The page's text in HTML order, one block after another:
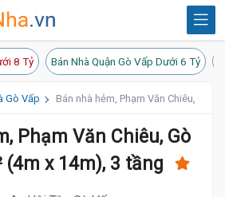
8 Tỷ Bán Nhà Quận Gò Vấp Dưới 6 Tỷ
Gò Vấp Bán nhà hẻm, Phạm Văn Chiêu, Gò
Phạm Văn Chiêu, Gò
(4m x 14m), 3 tầng